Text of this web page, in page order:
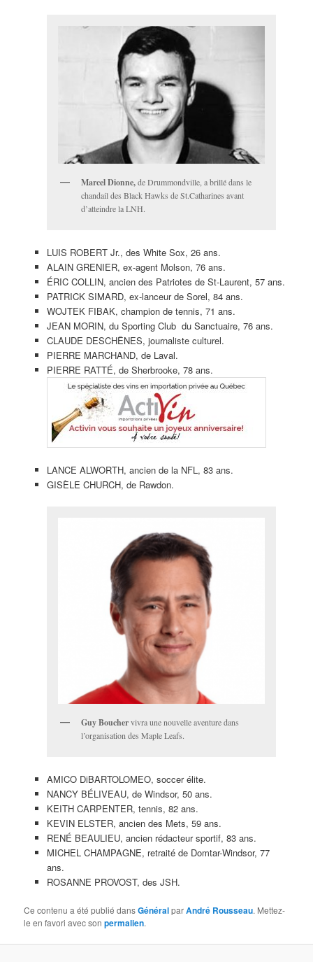
Marcel Dionne,de Drummondville, a brillé dans le
chandail des Black Hawks de St.Catharines avant
d’atteindre la LNH.
LUIS ROBERT Jr., des White Sox, 26 ans.
ALAIN GRENIER, ex-agent Molson, 76 ans.
ÉRIC COLLIN, ancien des Patriotes de St-Laurent, 57 ans.
PATRICK SIMARD, ex-lanceur de Sorel, 84 ans.
WOJTEK FIBAK, champion de tennis, 71 ans.
JEAN MORIN, du Sporting Club du Sanctuaire, 76 ans.
CLAUDE DESCHÊNES, journaliste culturel.
PIERRE MARCHAND, de Laval.
PIERRE RATTÉ, de Sherbrooke, 78 ans.
LANCE ALWORTH, ancien de la NFL, 83 ans.
GISÈLE CHURCH, de Rawdon.
Guy Bouchervivra une nouvelle aventure dans
l’organisation des Maple Leafs.
AMICO DiBARTOLOMEO, soccer élite.
NANCY BÉLIVEAU, de Windsor, 50 ans.
KEITH CARPENTER, tennis, 82 ans.
KEVIN ELSTER, ancien des Mets, 59 ans.
RENÉ BEAULIEU, ancien rédacteur sportif, 83 ans.
MICHEL CHAMPAGNE, retraité de Domtar-Windsor, 77
ans.
ROSANNE PROVOST, des JSH.
Ce contenu a été publié dansGénéralparAndré Rousseau. Mettez-
le en favori avec sonpermalien.